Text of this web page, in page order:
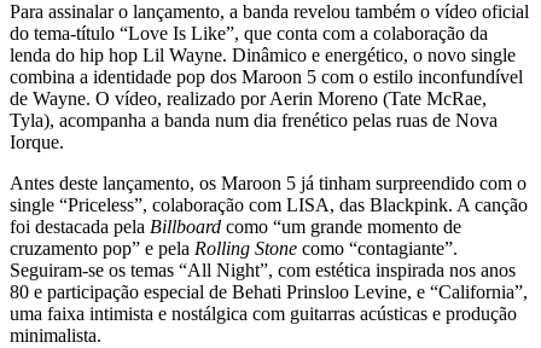
Para assinalar o lançamento, a banda revelou também o vídeo oficial
do tema-título “Love Is Like”, que conta com a colaboração da
lenda do hip hop Lil Wayne. Dinâmico e energético, o novo single
combina a identidade pop dos Maroon 5 com o estilo inconfundível
de Wayne. O vídeo, realizado por Aerin Moreno (Tate McRae,
Tyla), acompanha a banda num dia frenético pelas ruas de Nova
Iorque.
Antes deste lançamento, os Maroon 5 já tinham surpreendido com o
single “Priceless”, colaboração com LISA, das Blackpink. A canção
foi destacada pela Billboard como “um grande momento de
cruzamento pop” e pela Rolling Stone como “contagiante”.
Seguiram-se os temas “All Night”, com estética inspirada nos anos
80 e participação especial de Behati Prinsloo Levine, e “California”,
uma faixa intimista e nostálgica com guitarras acústicas e produção
minimalista.